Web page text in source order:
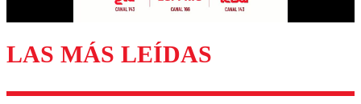
LAS MÁS LEÍDAS